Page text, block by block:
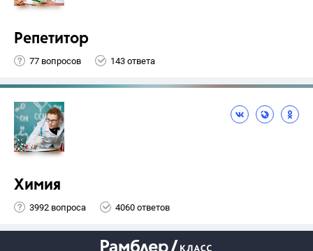
Репетитор
77 вопросов 143 ответа
Химия
3992 вопроса 4060 ответов